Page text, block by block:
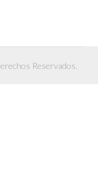
Reservados.